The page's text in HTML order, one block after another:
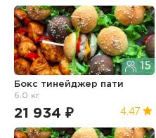
15
Бокс тинейджер пати
6.0 кг
21 934 ₽ 4.47